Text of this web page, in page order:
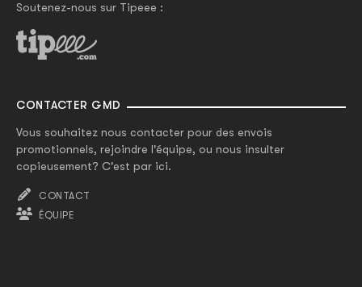
Soutenez-nous sur Tipeee :
CONTACTER GMD
Vous souhaitez nous contacter pour des envois
promotionnels, rejoindre l'équipe, ou nous insulter
copieusement? C'est par ici.
CONTACT
ÉQUIPE